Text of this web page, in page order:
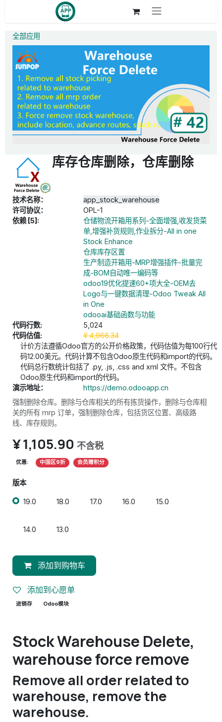
全部应用
库存仓库删除，仓库删除
技术名称：
app_stock_warehouse
许可协议：
OPL-1
依赖 [5]:
仓储物流开箱用系列-全面增强,收发货菜
单,增强补货规则,作业拆分-All in one
Stock Enhance
仓库库存区置
生产制造开箱用-MRP增强插件-批量完
成-BOM自动唯一编码等
odoo19优化提速60+项大全-OEM去
Logo与一键数据清理-Odoo Tweak All
in One
odooai基础函数与功能
代码行数:
5,024
代码估值:
¥4,966.34
计价方法遵循Odoo官方的公开价格政策，代码估值为每100行代
码12.00美元。代码计算不包含Odoo原生代码和import的代码。
代码总行数统计包括了 .py, .js, .css and xml 文件。不包含
Odoo原生代码和import的代码。
演示地址：
https://demo.odooapp.cn
强制删除仓库。删除与仓库相关的所有拣货操作，删除与仓库相
关的所有 mrp 订单，强制删除仓库，包括货区位置、高级路
线、库存规则。
¥1,105.90 不含税
优惠: 中国区9折 会员赠积分
版本
19.0 18.0 17.0 16.0 15.0
14.0 13.0
添加到购物车
添加到心愿单
进销存 Odoo模块
Stock Warehouse Delete,
warehouse force remove
Remove all order related to
warehouse, remove the
warehouse.